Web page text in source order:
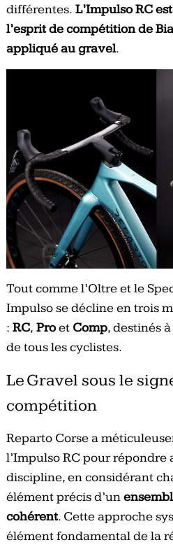
différentes. L’Impulso RC
l’esprit de compétition de
appliqué au gravel.
Tout comme l’Oltre et le
Impulso se décline en trois
: RC, Proet Comp, destinés
de tous les cyclistes.
Le Gravel sous le
compétition
Reparto Corse a
l’Impulso RC pour répondre
discipline, en considérant
élément précis d’un
cohérent. Cette approche
élément fondamental de la